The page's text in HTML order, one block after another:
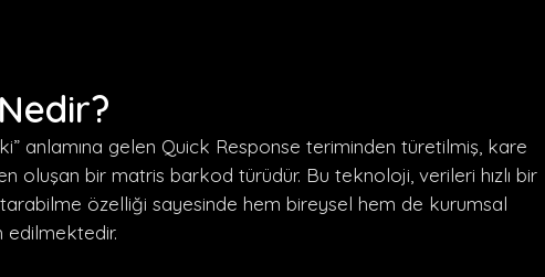
anlamına gelen Quick Response teriminden türetilmiş, kare
oluşan bir matris barkod türüdür. Bu teknoloji, verileri hızlı bir
özelliği sayesinde hem bireysel hem de kurumsal
edilmektedir.